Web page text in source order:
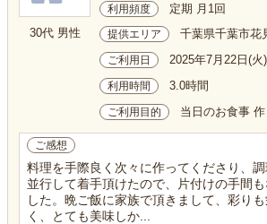
30代 男性
利用頻度 定期 月1回
提供エリア 千葉県千葉市花
ご利用日 2025年7月22日(火)
利用時間 3.0時間
ご利用目的 当日のお食事 作
ご感想
料理を手際良く次々に作ってくださり、
並行して着手頂けたので、片付けの手間
した。晩ご飯に家族で頂きまして、彩り
く、とても美味しか...